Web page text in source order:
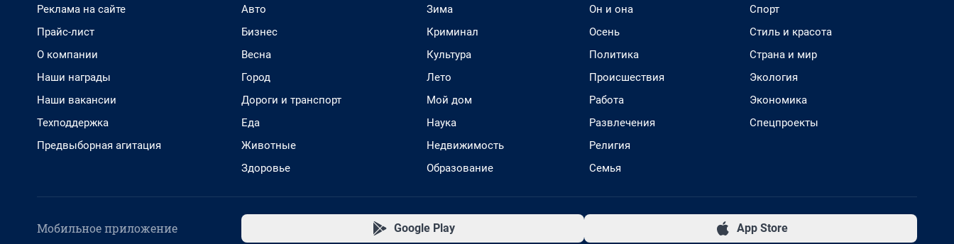
Реклама на сайте
Прайс-лист
О компании
Наши награды
Наши вакансии
Техподдержка
Предвыборная агитация
Авто
Бизнес
Весна
Город
Дороги и транспорт
Еда
Животные
Здоровье
Зима
Криминал
Культура
Лето
Мой дом
Наука
Недвижимость
Образование
Он и она
Осень
Политика
Происшествия
Работа
Развлечения
Религия
Семья
Спорт
Стиль и красота
Страна и мир
Экология
Экономика
Спецпроекты
Мобильное приложение Google Play App Store